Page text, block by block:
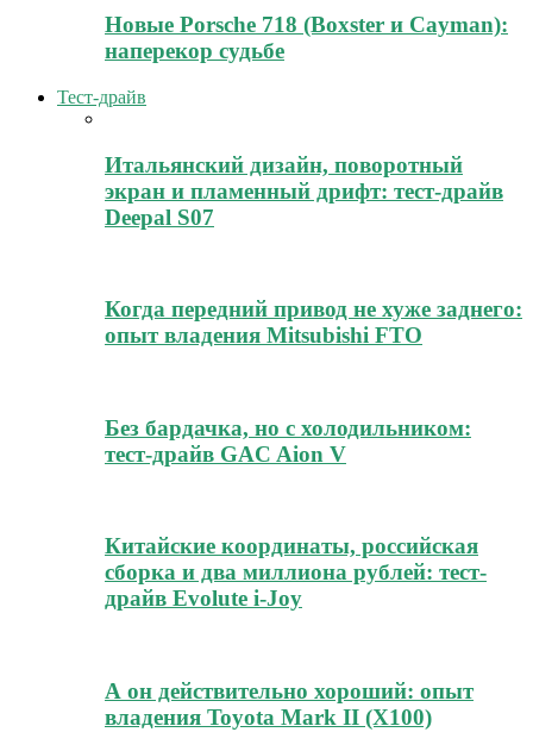
Новые Porsche 718 (Boxster и Cayman):
наперекор судьбе
Тест-драйв
Итальянский дизайн, поворотный
экран и пламенный дрифт: тест-драйв
Deepal S07
Когда передний привод не хуже заднего:
опыт владения Mitsubishi FTO
Без бардачка, но с холодильником:
тест-драйв GAC Aion V
Китайские координаты, российская
сборка и два миллиона рублей: тест-
драйв Evolute i-Joy
А он действительно хороший: опыт
владения Toyota Mark II (Х100)